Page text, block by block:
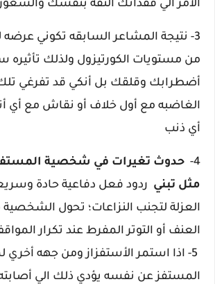
الأمر الي فقدانك الثقه بنفسك
3- نتيجة المشاعر السابقه تكوني عرضه
من مستويات الكورتيزول ولذلك تأثيره
أضطرابك وقلقك بل أنكي قد تفرغي
الغاضبه مع أول خلاف أو نقاش مع أي
أي ذنب
4-
حدوث تغيرات في شخصية
مثل تبني ردود فعل دفاعية حادة
العزلة لتجنب النزاعات؛ تحول الشخصية
العنف أو التوتر المفرط عند تكرار
5- اذا استمر الأستفزاز ومن جهه
المستفز عن نفسه يؤدي ذلك الي أصابته